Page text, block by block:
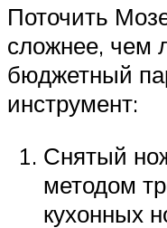
Поточить
сложнее, чем
бюджетный
инструмент:
Снятый
методом
кухонных